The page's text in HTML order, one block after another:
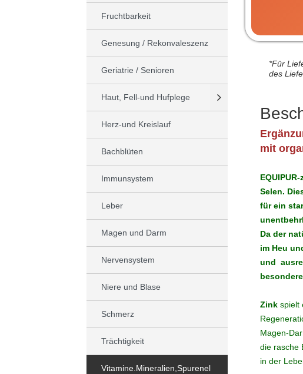
Fruchtbarkeit
Genesung / Rekonvaleszenz
Geriatrie / Senioren
Haut, Fell-und Hufplege
Herz-und Kreislauf
Bachblüten
Immunsystem
Leber
Magen und Darm
Nervensystem
Niere und Blase
Schmerz
Trächtigkeit
Vitamine.Mineralien,Spurenel
*Für
des
mit
Selen.
für ein
Da der
im Heu
und
Zink spielt
Magen-
die rasche
in der